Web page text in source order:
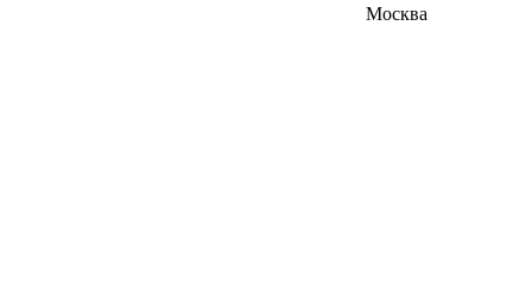
Москва